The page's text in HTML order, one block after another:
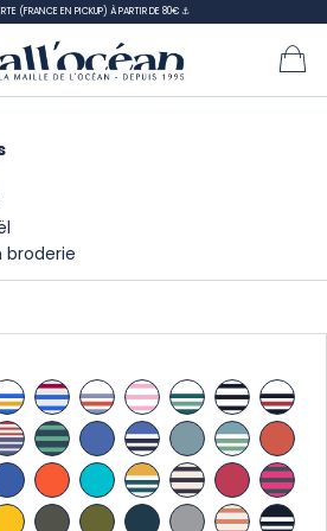
(FRANCE EN PICKUP) À PARTIR DE 80€ ⚓
Fête des mères
broderie
1-21 de 76 article(s)
Nouveaux coloris !